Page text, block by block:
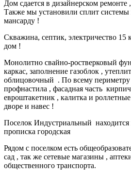
Дом сдается в дизайнерском
Также мы установили сплит системы
мансарду !
Скважина, септик, электричество 15
дом !
Монолитно свайно-ростверковый
каркас, заполнение газоблок ,
облицовочный . По всему периметру
профнастила , фасадная часть
евроштакетник , калитка и
дворе и навес !
Поселок Индустриальный находится
прописка городская
Рядом с поселком есть
сад , так же сетевые магазины ,
общественного транспорта.